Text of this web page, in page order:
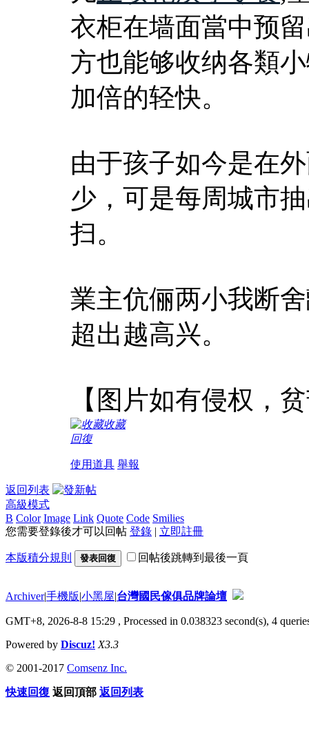
衣柜在墙面當中预
方也能够收纳各類
加倍的轻快。
由于孩子如今是在
少，可是每周城市
扫。
業主伉俪两小我断
超出越高兴。
【图片如有侵权，
收藏
回復
使用道具 舉報
返回列表
高級模式
B Color Image Link Quote Code Smilies
您需要登錄後才可以回帖 登錄 | 立即註冊
本版積分規則 發表回復 回帖後跳轉到最後一頁
Archiver|手機版|小黑屋|台灣國民傢俱品牌論壇
GMT+8, 2026-8-8 15:29 , Processed in 0.038323 second(s), 4
Powered by Discuz! X3.3
© 2001-2017 Comsenz Inc.
快速回復 返回頂部 返回列表